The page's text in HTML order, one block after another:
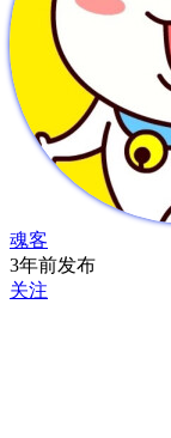
魂客
3年前发布
关注